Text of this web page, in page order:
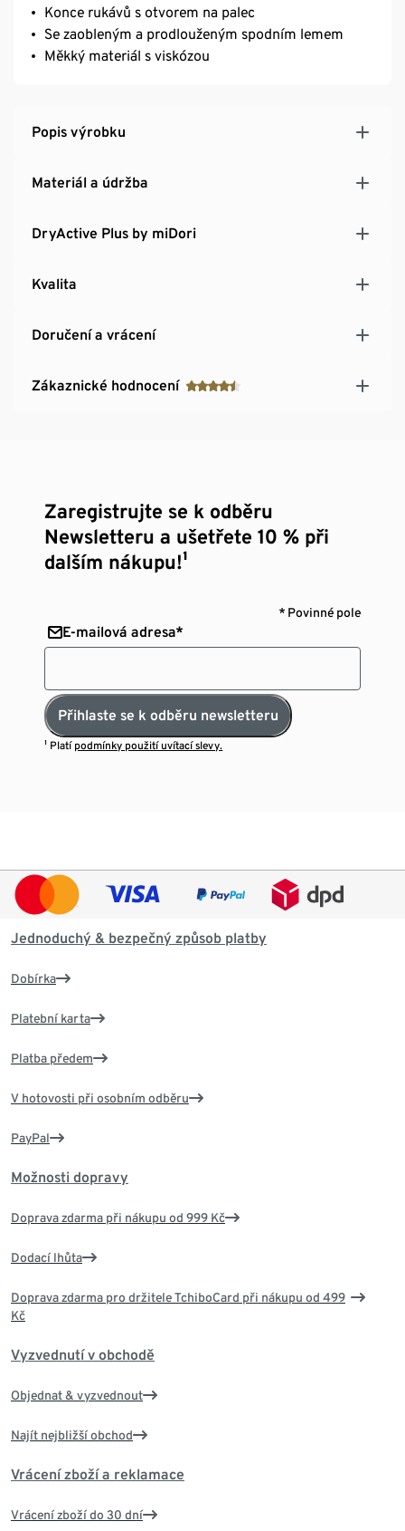
Konce rukávů s otvorem na palec
Se zaobleným a prodlouženým spodním lemem
Měkký materiál s viskózou
Popis výrobku
Materiál a údržba
DryActive Plus by miDori
Kvalita
Doručení a vrácení
Zákaznické hodnocení
Zaregistrujte se k odběru
Newsletteru a ušetřete 10 % při
dalším nákupu!¹
* Povinné pole
E-mailová adresa*
Přihlaste se k odběru newsletteru
¹ Platí podmínky použití uvítací slevy.
Jednoduchý & bezpečný způsob platby
Dobírka
Platební karta
Platba předem
V hotovosti při osobním odběru
PayPal
Možnosti dopravy
Doprava zdarma při nákupu od 999 Kč
Dodací lhůta
Doprava zdarma pro držitele TchiboCard při nákupu od 499
Kč
Vyzvednutí v obchodě
Objednat & vyzvednout
Najít nejbližší obchod
Vrácení zboží a reklamace
Vrácení zboží do 30 dní